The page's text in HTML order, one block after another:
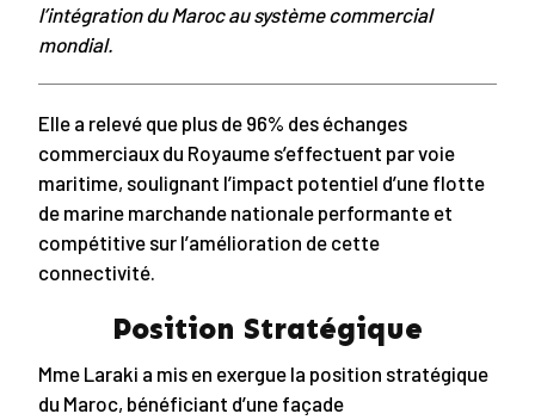
l’intégration du Maroc au système commercial
mondial.
Elle a relevé que plus de 96% des échanges
commerciaux du Royaume s’effectuent par voie
maritime, soulignant l’impact potentiel d’une flotte
de marine marchande nationale performante et
compétitive sur l’amélioration de cette
connectivité.
Position Stratégique
Mme Laraki a mis en exergue la position stratégique
du Maroc, bénéficiant d’une façade